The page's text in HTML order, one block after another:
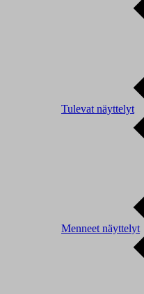
Tulevat näyttelyt
Menneet näyttelyt